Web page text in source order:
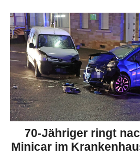
70-Jähriger ringt
Minicar im